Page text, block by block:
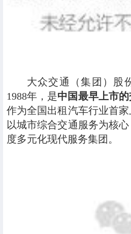
大众交通（集团）股
1988年，是中国最早上市
作为全国出租汽车行业首
以城市综合交通服务为核
度多元化现代服务集团。